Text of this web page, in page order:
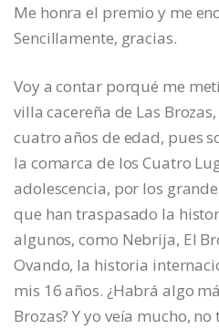
Me honra el premio y me
Sencillamente, gracias.
Voy a contar porqué me
villa cacereña de Las
cuatro años de edad, pues
la comarca de los Cuatro
adolescencia, por los
que han traspasado la
algunos, como Nebrija, El
Ovando, la historia
mis 16 años. ¿Habrá algo
Brozas? Y yo veía mucho,